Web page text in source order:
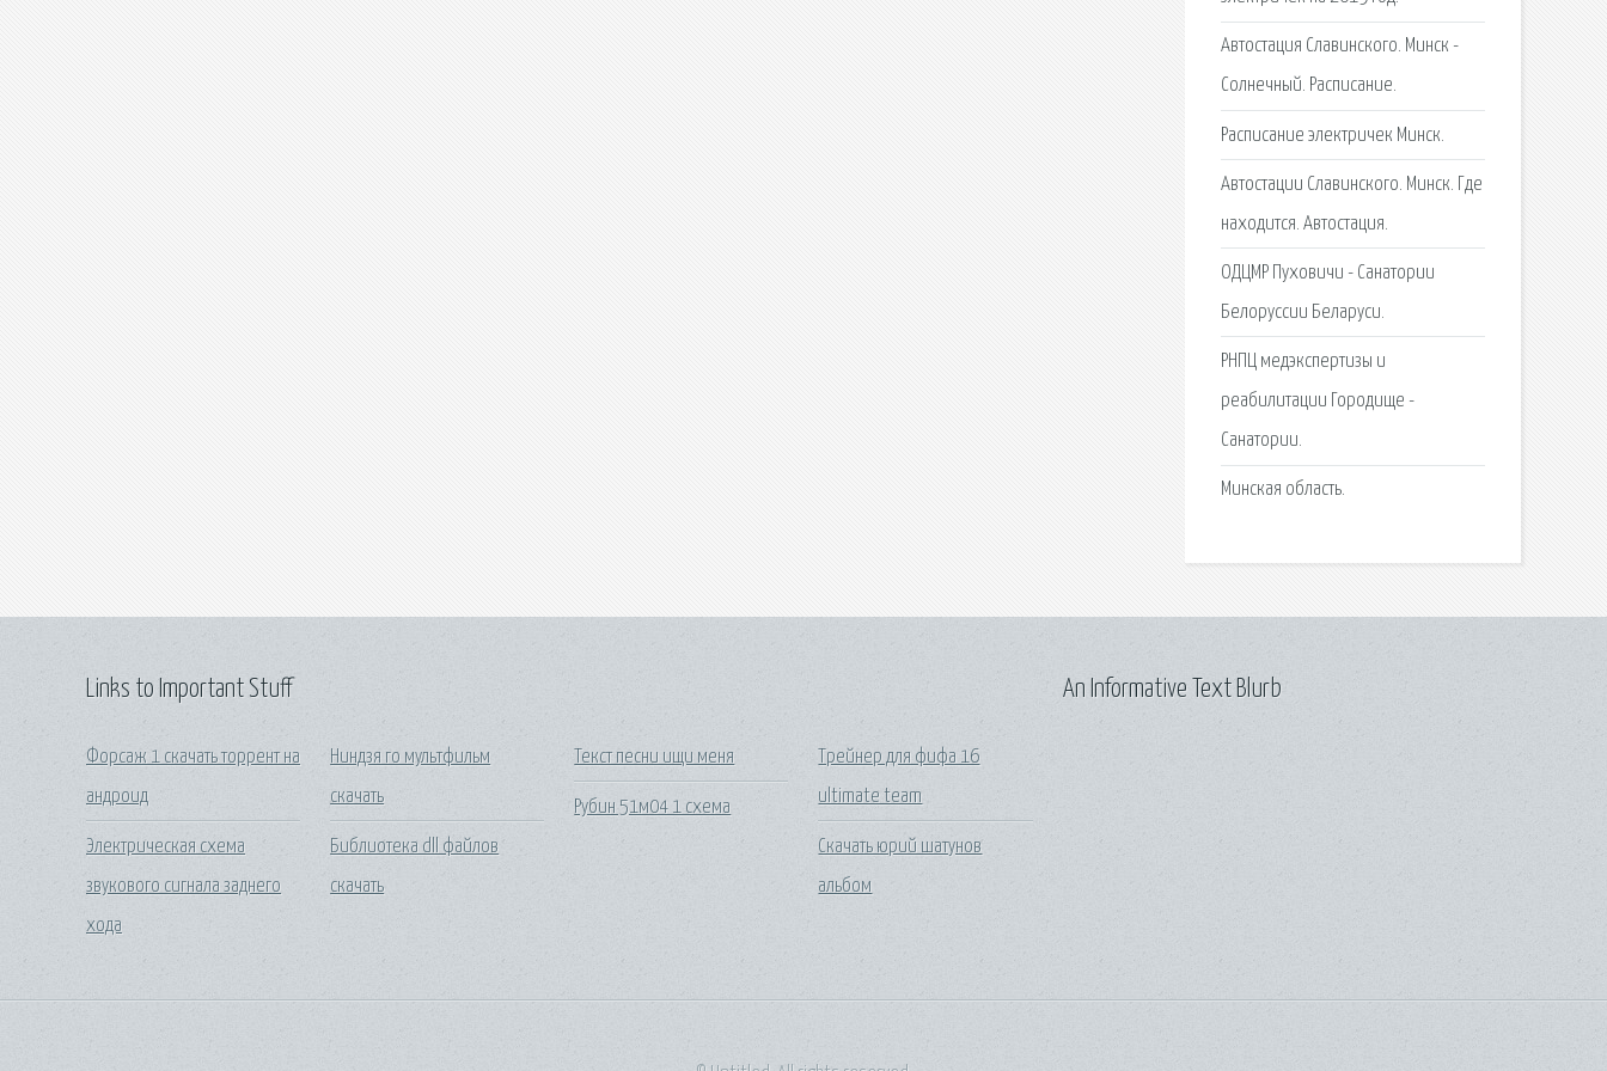
Автостация Славинского. Минск -
Солнечный. Расписание.
Расписание электричек Минск.
Автостации Славинского. Минск. Где
находится. Автостация.
ОДЦМР Пуховичи - Санатории
Белоруссии Беларуси.
РНПЦ медэкспертизы и
реабилитации Городище -
Санатории.
Минская область.
Links to Important Stuff
Форсаж 1 скачать торрент на
андроид
Электрическая схема
звукового сигнала заднего
хода
Ниндзя го мультфильм
скачать
Библиотека dll файлов
скачать
Текст песни ищи меня
Рубин 51м04 1 схема
Трейнер для фифа 16
ultimate team
Скачать юрий шатунов
альбом
An Informative Text Blurb